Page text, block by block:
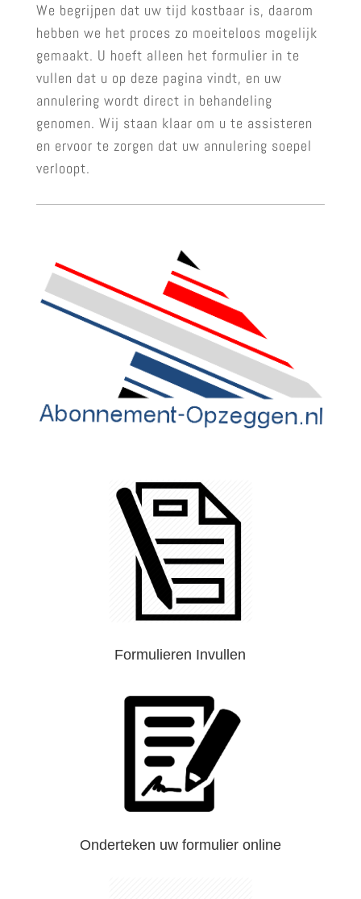
We begrijpen dat uw tijd kostbaar is, daarom
hebben we het proces zo moeiteloos mogelijk
gemaakt. U hoeft alleen het formulier in te
vullen dat u op deze pagina vindt, en uw
annulering wordt direct in behandeling
genomen. Wij staan klaar om u te assisteren
en ervoor te zorgen dat uw annulering soepel
verloopt.
Formulieren Invullen
Onderteken uw formulier online